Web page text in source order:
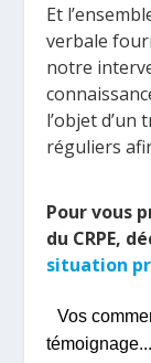
Et
verbale
notre
l’objet d’un
réguliers
Pour vous
du CRPE,
situation
Vos
témoignage...